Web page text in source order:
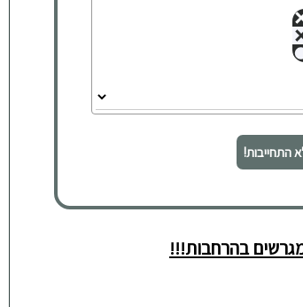
התחייבות!
בהרחבות!!!